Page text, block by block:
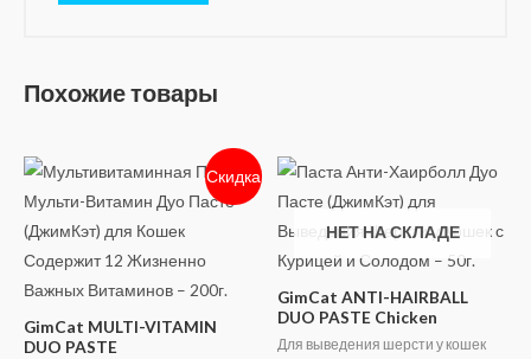
Похожие товары
Скидка
GimCat MULTI-VITAMIN
DUO PASTE
НЕТ НА СКЛАДЕ
GimCat ANTI-HAIRBALL
DUO PASTE Chicken
Для выведения шерсти у кошек